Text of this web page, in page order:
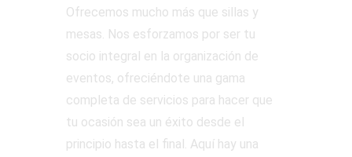
Ofrecemos mucho más que sillas y
mesas. Nos esforzamos por ser tu
socio integral en la organización de
eventos, ofreciéndote una gama
completa de servicios para hacer que
tu ocasión sea un éxito desde el
principio hasta el final. Aquí hay una